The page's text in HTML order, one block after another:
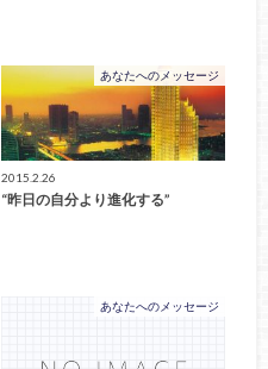
あなたへのメッセージ
2015.2.26
“昨日の自分より進化する”
あなたへのメッセージ